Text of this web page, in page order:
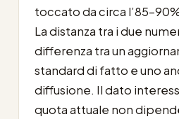
toccato da circa l’85-
La distanza tra i due
differenza tra un
standard di fatto e uno
diffusione. Il dato
quota attuale non